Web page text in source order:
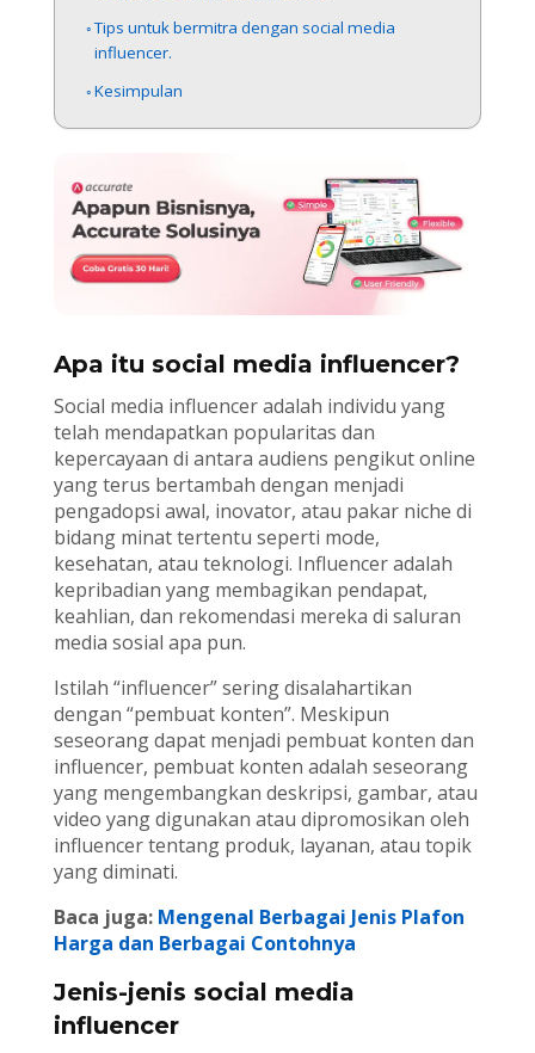
Tips untuk bermitra dengan social media
influencer.
Kesimpulan
Apa itu social media influencer?
Social media influencer adalah individu yang
telah mendapatkan popularitas dan
kepercayaan di antara audiens pengikut online
yang terus bertambah dengan menjadi
pengadopsi awal, inovator, atau pakar niche di
bidang minat tertentu seperti mode,
kesehatan, atau teknologi. Influencer adalah
kepribadian yang membagikan pendapat,
keahlian, dan rekomendasi mereka di saluran
media sosial apa pun.
Istilah “influencer” sering disalahartikan
dengan “pembuat konten”. Meskipun
seseorang dapat menjadi pembuat konten dan
influencer, pembuat konten adalah seseorang
yang mengembangkan deskripsi, gambar, atau
video yang digunakan atau dipromosikan oleh
influencer tentang produk, layanan, atau topik
yang diminati.
Baca juga: Mengenal Berbagai Jenis Plafon
Harga dan Berbagai Contohnya
Jenis-jenis social media
influencer